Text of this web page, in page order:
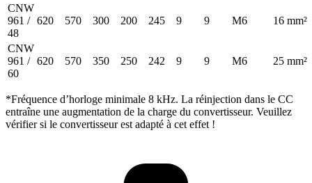
CNW
961 /
48
620 570 300 200 245 9 9 M6 16 mm²
CNW
961 /
60
620 570 350 250 242 9 9 M6 25 mm²
*Fréquence d’horloge minimale 8 kHz. La réinjection dans le CC
entraîne une augmentation de la charge du convertisseur. Veuillez
vérifier si le convertisseur est adapté à cet effet !